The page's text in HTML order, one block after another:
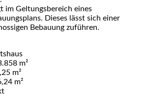
im Geltungsbereich eines
Dieses lässt sich einer
Bebauung zuführen.
m²
m²
m²